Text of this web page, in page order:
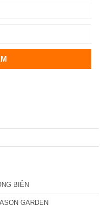
BIÊN
GARDEN